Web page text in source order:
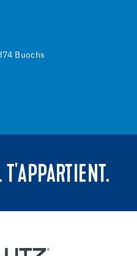
Buochs